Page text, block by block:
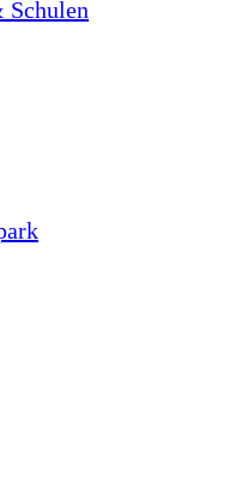
Schulen